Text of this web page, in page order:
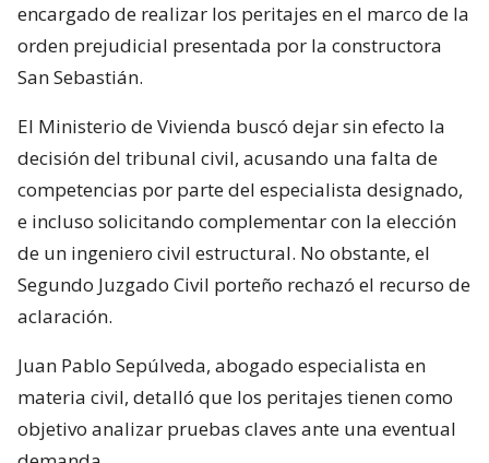
encargado de realizar los peritajes en el marco de la
orden prejudicial presentada por la constructora
San Sebastián.
El Ministerio de Vivienda buscó dejar sin efecto la
decisión del tribunal civil, acusando una falta de
competencias por parte del especialista designado,
e incluso solicitando complementar con la elección
de un ingeniero civil estructural. No obstante, el
Segundo Juzgado Civil porteño rechazó el recurso de
aclaración.
Juan Pablo Sepúlveda, abogado especialista en
materia civil, detalló que los peritajes tienen como
objetivo analizar pruebas claves ante una eventual